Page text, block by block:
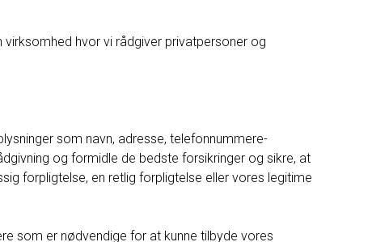
virksomhed hvor vi rådgiver privatpersoner og
som navn, adresse, telefonnummere-
og formidle de bedste forsikringer og sikre, at
forpligtelse, en retlig forpligtelse eller vores legitime
som er nødvendige for at kunne tilbyde vores